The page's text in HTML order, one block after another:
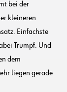
bei der
kleineren
Einfachste
Trumpf. Und
dem
liegen gerade